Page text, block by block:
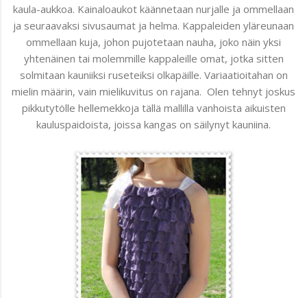
kaula-aukkoa. Kainaloaukot käännetaan nurjalle ja ommellaan
ja seuraavaksi sivusaumat ja helma. Kappaleiden yläreunaan
ommellaan kuja, johon pujotetaan nauha, joko näin yksi
yhtenäinen tai molemmille kappaleille omat, jotka sitten
solmitaan kauniiksi ruseteiksi olkapäille. Variaatioitahan on
mielin määrin, vain mielikuvitus on rajana. Olen tehnyt joskus
pikkutytölle hellemekkoja tällä mallilla vanhoista aikuisten
kauluspaidoista, joissa kangas on säilynyt kauniina.